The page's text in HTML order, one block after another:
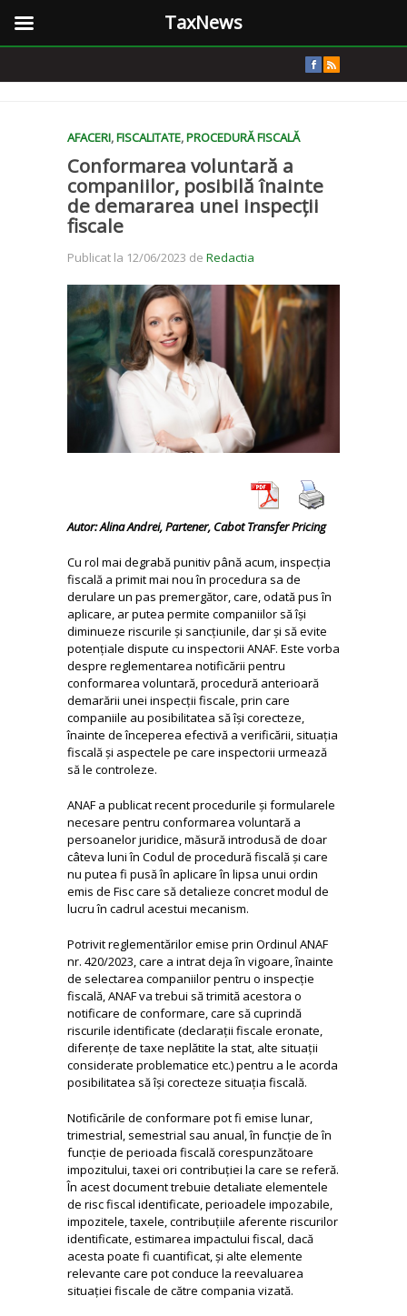
AFACERI,FISCALITATE,PROCEDURĂ FISCALĂ
Conformarea voluntară a
companiilor, posibilă înainte
de demararea unei inspecții
fiscale
Publicat la 12/06/2023 de Redactia
Autor: Alina Andrei, Partener, Cabot Transfer Pricing
Cu rol mai degrabă punitiv până acum, inspecția
fiscală a primit mai nou în procedura sa de
derulare un pas premergător, care, odată pus în
aplicare, ar putea permite companiilor să își
diminueze riscurile și sancțiunile, dar și să evite
potențiale dispute cu inspectorii ANAF. Este vorba
despre reglementarea notificării pentru
conformarea voluntară, procedură anterioară
demarării unei inspecții fiscale, prin care
companiile au posibilitatea să își corecteze,
înainte de începerea efectivă a verificării, situația
fiscală și aspectele pe care inspectorii urmează
să le controleze.
ANAF a publicat recent procedurile și formularele
necesare pentru conformarea voluntară a
persoanelor juridice, măsură introdusă de doar
câteva luni în Codul de procedură fiscală și care
nu putea fi pusă în aplicare în lipsa unui ordin
emis de Fisc care să detalieze concret modul de
lucru în cadrul acestui mecanism.
Potrivit reglementărilor emise prin Ordinul ANAF
nr. 420/2023, care a intrat deja în vigoare, înainte
de selectarea companiilor pentru o inspecție
fiscală, ANAF va trebui să trimită acestora o
notificare de conformare, care să cuprindă
riscurile identificate (declarații fiscale eronate,
diferențe de taxe neplătite la stat, alte situații
considerate problematice etc.) pentru a le acorda
posibilitatea să își corecteze situația fiscală.
Notificările de conformare pot fi emise lunar,
trimestrial, semestrial sau anual, în funcție de în
funcție de perioada fiscală corespunzătoare
impozitului, taxei ori contribuției la care se referă.
În acest document trebuie detaliate elementele
de risc fiscal identificate, perioadele impozabile,
impozitele, taxele, contribuțiile aferente riscurilor
identificate, estimarea impactului fiscal, dacă
acesta poate fi cuantificat, și alte elemente
relevante care pot conduce la reevaluarea
situației fiscale de către compania vizată.
TaxNews